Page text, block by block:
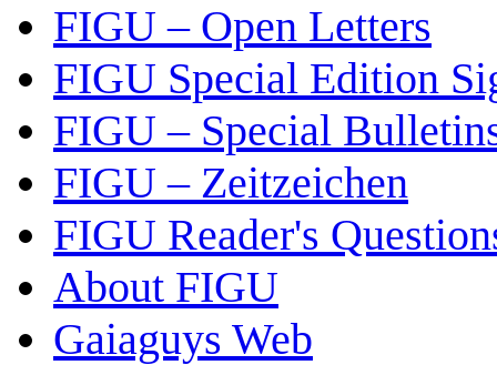
FIGU – Open Letters
FIGU Special Edition
FIGU – Special
FIGU – Zeitzeichen
FIGU Reader's
About FIGU
Gaiaguys Web